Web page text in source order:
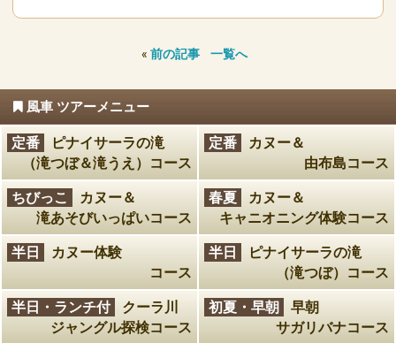
« 前の記事 一覧へ
風車 ツアーメニュー
定番
ピナイサーラの滝
（滝つぼ＆滝うえ）コース
定番
カヌー＆
由布島コース
ちびっこ
カヌー＆
滝あそびいっぱいコース
春夏
カヌー＆
キャニオニング体験コース
半日
カヌー体験
コース
半日
ピナイサーラの滝
（滝つぼ）コース
半日・ランチ付
クーラ川
ジャングル探検コース
初夏・早朝
早朝
サガリバナコース